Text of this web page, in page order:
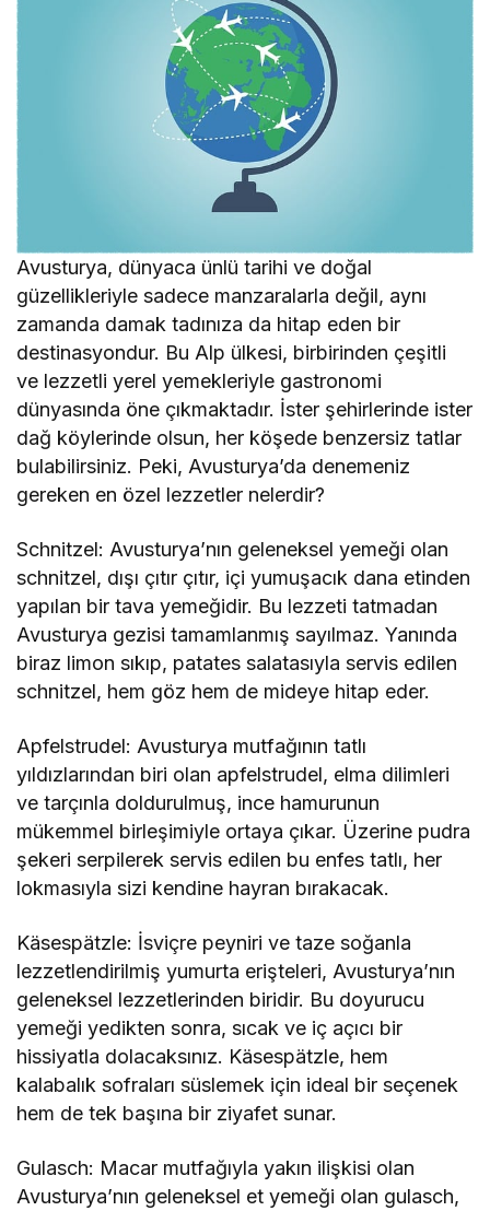
Avusturya, dünyaca ünlü tarihi ve doğal
güzellikleriyle sadece manzaralarla değil, aynı
zamanda damak tadınıza da hitap eden bir
destinasyondur. Bu Alp ülkesi, birbirinden çeşitli
ve lezzetli yerel yemekleriyle gastronomi
dünyasında öne çıkmaktadır. İster şehirlerinde ister
dağ köylerinde olsun, her köşede benzersiz tatlar
bulabilirsiniz. Peki, Avusturya’da denemeniz
gereken en özel lezzetler nelerdir?
Schnitzel: Avusturya’nın geleneksel yemeği olan
schnitzel, dışı çıtır çıtır, içi yumuşacık dana etinden
yapılan bir tava yemeğidir. Bu lezzeti tatmadan
Avusturya gezisi tamamlanmış sayılmaz. Yanında
biraz limon sıkıp, patates salatasıyla servis edilen
schnitzel, hem göz hem de mideye hitap eder.
Apfelstrudel: Avusturya mutfağının tatlı
yıldızlarından biri olan apfelstrudel, elma dilimleri
ve tarçınla doldurulmuş, ince hamurunun
mükemmel birleşimiyle ortaya çıkar. Üzerine pudra
şekeri serpilerek servis edilen bu enfes tatlı, her
lokmasıyla sizi kendine hayran bırakacak.
Käsespätzle: İsviçre peyniri ve taze soğanla
lezzetlendirilmiş yumurta erişteleri, Avusturya’nın
geleneksel lezzetlerinden biridir. Bu doyurucu
yemeği yedikten sonra, sıcak ve iç açıcı bir
hissiyatla dolacaksınız. Käsespätzle, hem
kalabalık sofraları süslemek için ideal bir seçenek
hem de tek başına bir ziyafet sunar.
Gulasch: Macar mutfağıyla yakın ilişkisi olan
Avusturya’nın geleneksel et yemeği olan gulasch,